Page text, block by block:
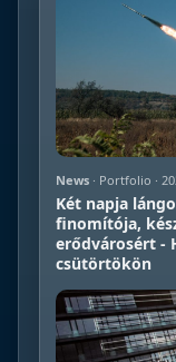
News · Portfolio ·
Két napja
finomítója,
erődvárosért -
csütörtökön